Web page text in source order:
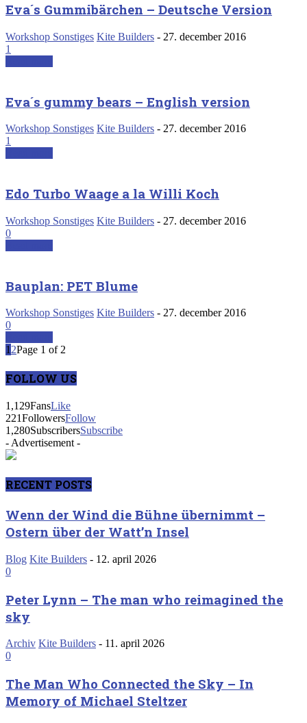
Eva´s Gummibärchen – Deutsche Version
Workshop Sonstiges Kite Builders - 27. december 2016
1
Eva´s gummy bears – English version
Workshop Sonstiges Kite Builders - 27. december 2016
1
Edo Turbo Waage a la Willi Koch
Workshop Sonstiges Kite Builders - 27. december 2016
0
Bauplan: PET Blume
Workshop Sonstiges Kite Builders - 27. december 2016
0
1 2Page 1 of 2
FOLLOW US
1,129FansLike
221FollowersFollow
1,280SubscribersSubscribe
- Advertisement -
RECENT POSTS
Wenn der Wind die Bühne übernimmt –
Ostern über der Watt’n Insel
Blog Kite Builders - 12. april 2026
0
Peter Lynn – The man who reimagined the
sky
Archiv Kite Builders - 11. april 2026
0
The Man Who Connected the Sky – In
Memory of Michael Steltzer